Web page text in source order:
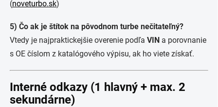
(noveturbo.sk)
5) Čo ak je štítok na pôvodnom turbe nečitateľný?
Vtedy je najpraktickejšie overenie podľa VIN a porovnanie
s OE číslom z katalógového výpisu, ak ho viete získať.
Interné odkazy (1 hlavný + max. 2
sekundárne)